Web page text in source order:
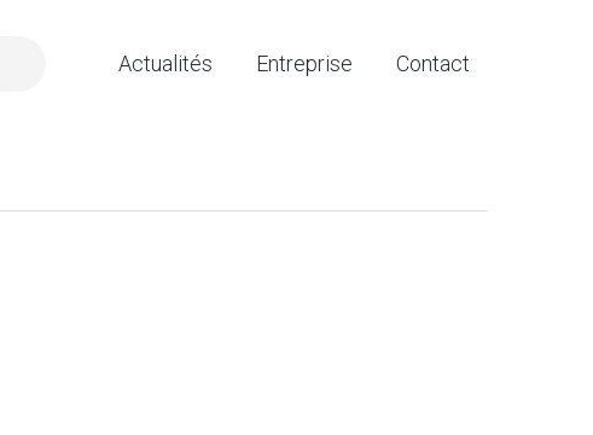
Actualités Entreprise Contact